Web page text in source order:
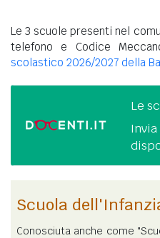
Le 3 scuole presenti nel
telefono e Codice
scolastico 2026/2027 della
Le
Scuola
Conosciuta anche come